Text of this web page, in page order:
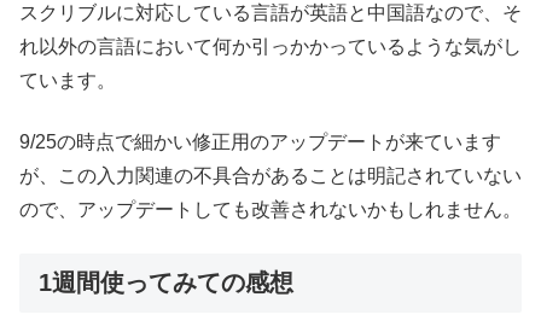
スクリブルに対応している言語が英語と中国語なので、そ
れ以外の言語において何か引っかかっているような気がし
ています。
9/25の時点で細かい修正用のアップデートが来ています
が、この入力関連の不具合があることは明記されていない
ので、アップデートしても改善されないかもしれません。
1週間使ってみての感想